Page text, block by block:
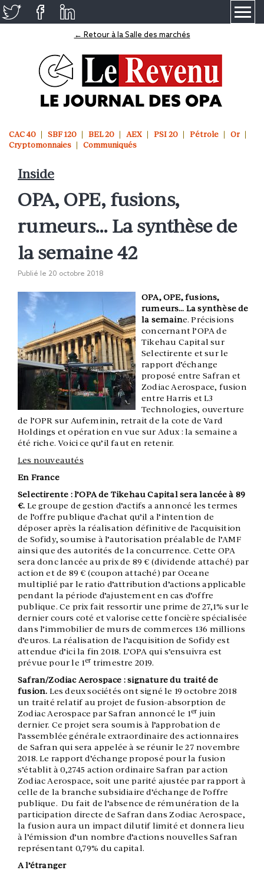
← Retour à la Salle des marchés
CAC 40 SBF 120 BEL 20 AEX PSI 20 Pétrole
Or
Cryptomonnaies
Communiqués
Inside
OPA, OPE, fusions,
rumeurs… La synthèse de
la semaine 42
Publié le 20 octobre 2018
OPA, OPE, fusions,
rumeurs… La synthèse de
la semaine. Précisions
concernant l’OPA de
Tikehau Capital sur
Selectirente et sur le
rapport d’échange
proposé entre Safran et
Zodiac Aerospace, fusion
entre Harris et L3
Technologies, ouverture
de l’OPR sur Aufeminin, retrait de la cote de Vard
Holdings et opération en vue sur Adux : la semaine a
été riche. Voici ce qu’il faut en retenir.
Les nouveautés
En France
Selectirente : l’OPA de Tikehau Capital sera lancée à 89
€. Le groupe de gestion d’actifs a annoncé les termes
de l’offre publique d’achat qu’il a l’intention de
déposer après la réalisation définitive de l’acquisition
de Sofidy, soumise à l’autorisation préalable de l’AMF
ainsi que des autorités de la concurrence. Cette OPA
sera donc lancée au prix de 89 € (dividende attaché) par
action et de 89 € (coupon attaché) par Oceane
multiplié par le ratio d’attribution d’actions applicable
pendant la période d’ajustement en cas d’offre
publique. Ce prix fait ressortir une prime de 27,1% sur le
dernier cours coté et valorise cette foncière spécialisée
dans l’immobilier de murs de commerces 136 millions
d’euros. La réalisation de l’acquisition de Sofidy est
attendue d’ici la fin 2018. L’OPA qui s’ensuivra est
prévue pour le 1er trimestre 2019.
Safran/Zodiac Aerospace : signature du traité de
fusion. Les deux sociétés ont signé le 19 octobre 2018
un traité relatif au projet de fusion-absorption de
Zodiac Aerospace par Safran annoncé le 1er juin
dernier. Ce projet sera soumis à l’approbation de
l’assemblée générale extraordinaire des actionnaires
de Safran qui sera appelée à se réunir le 27 novembre
2018. Le rapport d’échange proposé pour la fusion
s’établit à 0,2745 action ordinaire Safran par action
Zodiac Aerospace, soit une parité ajustée par rapport à
celle de la branche subsidiaire d’échange de l’offre
publique. Du fait de l’absence de rémunération de la
participation directe de Safran dans Zodiac Aerospace,
la fusion aura un impact dilutif limité et donnera lieu
à l’émission d’un nombre d’actions nouvelles Safran
représentant 0,79% du capital.
A l’étranger